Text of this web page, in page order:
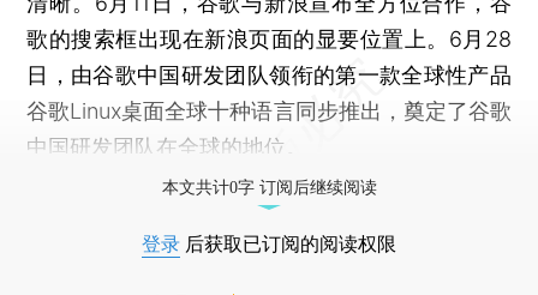
歌的搜索框出现在新浪页面的显要位置上。6月28
日，由谷歌中国研发团队领衔的第一款全球性产品
谷歌Linux桌面全球十种语言同步推出，奠定了谷歌
中国研发团队在全球的地位。
本文共计0字 订阅后继续阅读
登录 后获取已订阅的阅读权限